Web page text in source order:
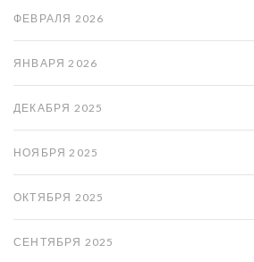
ФЕВРАЛЯ 2026
ЯНВАРЯ 2026
ДЕКАБРЯ 2025
НОЯБРЯ 2025
ОКТЯБРЯ 2025
СЕНТЯБРЯ 2025